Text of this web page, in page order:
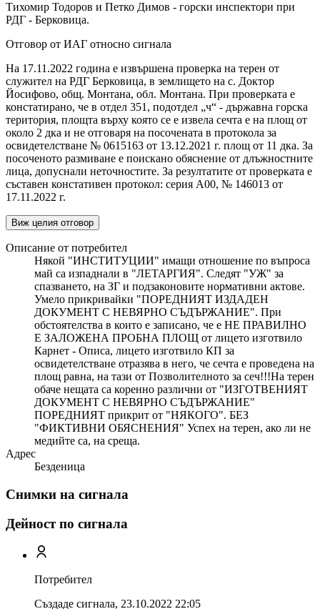
Тихомир Тодоров и Петко Димов - горски инспектори при
РДГ - Берковица.
Отговор от ИАГ относно сигнала
На 17.11.2022 година е извършена проверка на терен от
служител на РДГ Берковица, в землището на с. Доктор
Йосифово, общ. Монтана, обл. Монтана. При проверката е
констатирано, че в отдел 351, подотдел „ч“ - държавна горска
територия, площта върху която се е извела сечта е на площ от
около 2 дка и не отговаря на посочената в протокола за
освидетелстване № 0615163 от 13.12.2021 г. площ от 11 дка. За
посоченото размиване е поискано обяснение от длъжностните
лица, допуснали неточностите. За резултатите от проверката е
съставен констативен протокол: серия А00, № 146013 от
17.11.2022 г.
Виж целия отговор
Описание от потребител
Някой "ИНСТИТУЦИИ" имащи отношение по въпроса
май са изпаднали в "ЛЕТАРГИЯ". Следят "УЖ" за
спазването, на ЗГ и подзаконовите нормативни актове.
Умело прикривайки "ПОРЕДНИЯТ ИЗДАДЕН
ДОКУМЕНТ С НЕВЯРНО СЪДЪРЖАНИЕ". При
обстоятелства в които е записано, че е НЕ ПРАВИЛНО
Е ЗАЛОЖЕНА ПРОБНА ПЛОЩ от лицето изготвило
Карнет - Описа, лицето изготвило КП за
освидетелстване отразява в него, че сечта е проведена на
площ равна, на тази от Позволителното за сеч!!!На терен
обаче нещата са коренно различни от "ИЗГОТВЕНИЯТ
ДОКУМЕНТ С НЕВЯРНО СЪДЪРЖАНИЕ"
ПОРЕДНИЯТ прикрит от "НЯКОГО". БЕЗ
"ФИКТИВНИ ОБЯСНЕНИЯ" Успех на терен, ако ли не
медийте са, на среща.
Адрес
Безденица
Снимки на сигнала
Дейност по сигнала
Потребител
Създаде сигнала, 23.10.2022 22:05